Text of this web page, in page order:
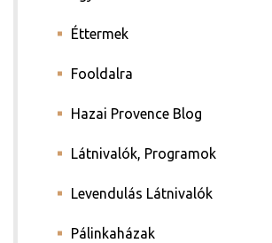
Éttermek
Fooldalra
Hazai Provence Blog
Látnivalók, Programok
Levendulás Látnivalók
Pálinkaházak